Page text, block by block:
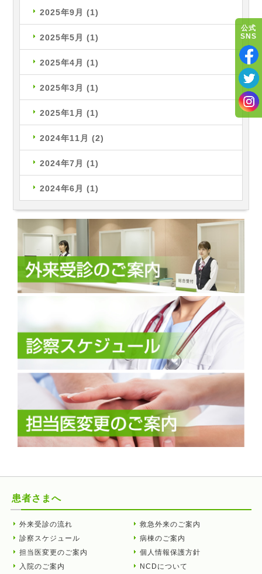
2025年9月 (1)
2025年5月 (1)
2025年4月 (1)
2025年3月 (1)
2025年1月 (1)
2024年11月 (2)
2024年7月 (1)
2024年6月 (1)
患者さまへ
外来受診の流れ
診察スケジュール
担当医変更のご案内
入院のご案内
救急外来のご案内
病棟のご案内
個人情報保護方針
NCDについて
公式
SNS